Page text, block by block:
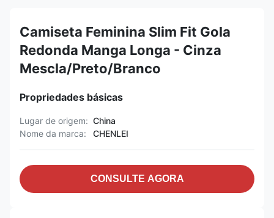
Camiseta Feminina Slim Fit Gola
Redonda Manga Longa - Cinza
Mescla/Preto/Branco
Propriedades básicas
Lugar de origem: China
Nome da marca:
CHENLEI
CONSULTE AGORA